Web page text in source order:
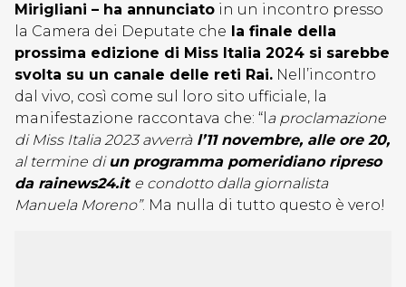
Mirigliani – ha annunciato in un incontro presso
la Camera dei Deputate che la finale della
prossima edizione di Miss Italia 2024 si sarebbe
svolta su un canale delle reti Rai. Nell’incontro
dal vivo, così come sul loro sito ufficiale, la
manifestazione raccontava che: “l a proclamazione
di Miss Italia 2023 avverràl’11 novembre, alle ore 20,
al termine diun programma pomeridiano ripreso
da rainews24.it e condotto dalla giornalista
Manuela Moreno”. Ma nulla di tutto questo è vero!